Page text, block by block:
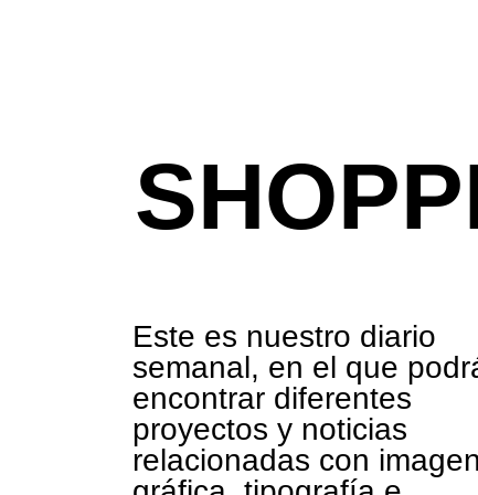
Este es nuestro diario
semanal, en el que
encontrar diferentes
proyectos y noticias
relacionadas con imagen